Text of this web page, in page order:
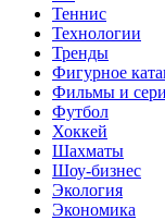
Теннис
Технологии
Тренды
Фигурное
Фильмы и
Футбол
Хоккей
Шахматы
Шоу-бизнес
Экология
Экономика